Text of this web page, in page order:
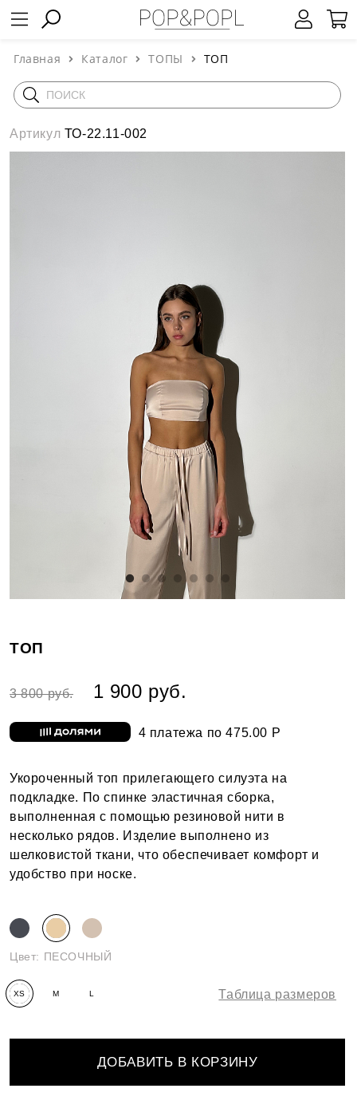
Главная Каталог ТОПЫ ТОП
Артикул ТО-22.11-002
ТОП
3 800 руб. 1 900 руб.
4 платежа по 475.00 Р
Укороченный топ прилегающего силуэта на
подкладке. По спинке эластичная сборка,
выполненная с помощью резиновой нити в
несколько рядов. Изделие выполнено из
шелковистой ткани, что обеспечивает комфорт и
удобство при носке.
Цвет: ПЕСОЧНЫЙ
XS M L Таблица размеров
ДОБАВИТЬ В КОРЗИНУ